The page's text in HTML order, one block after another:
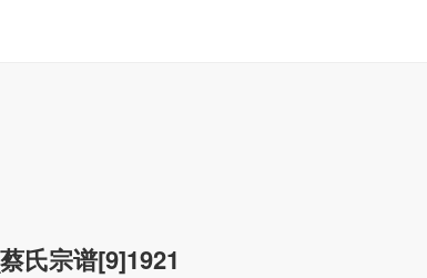
氏宗谱[9]1921